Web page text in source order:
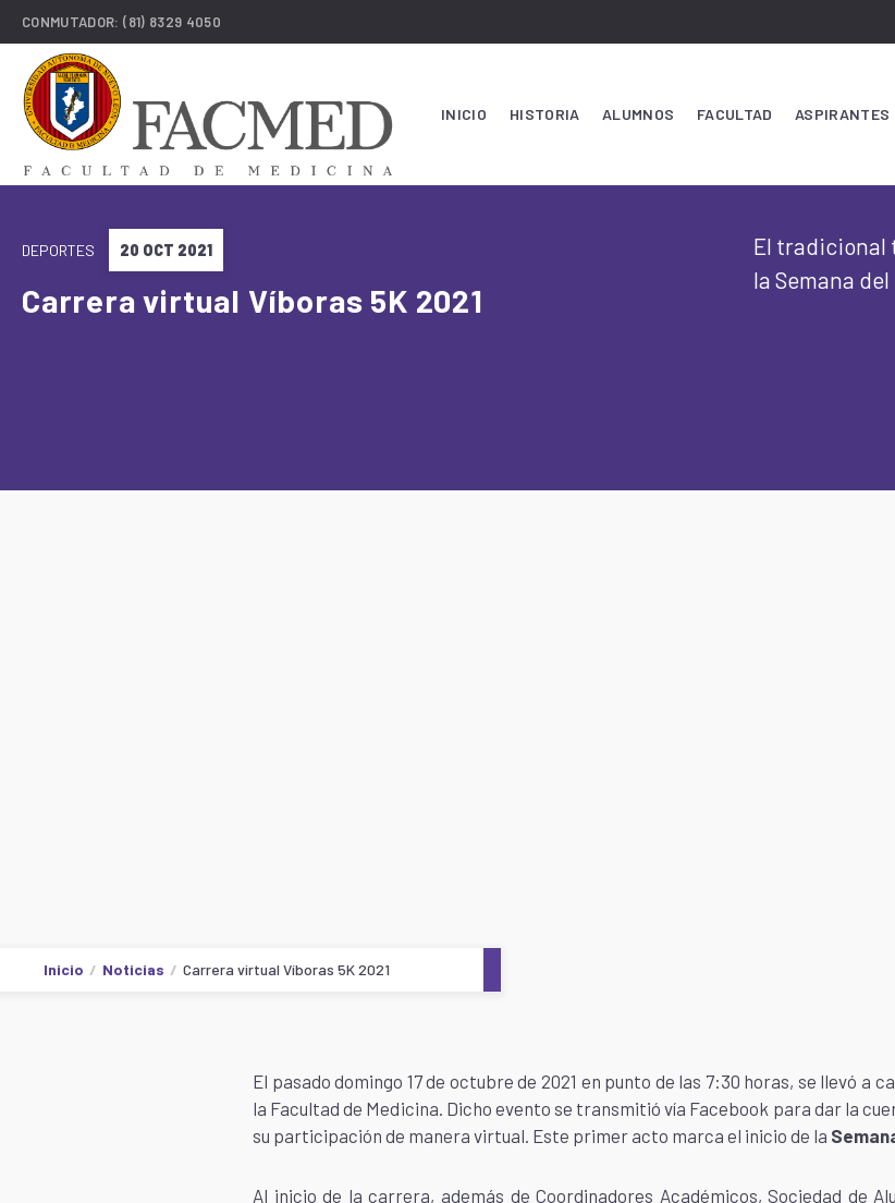
CONMUTADOR:(81) 8329 4050
INICIO HISTORIA ALUMNOS FACULTAD ASPIRANTES
DEPORTES 20 OCT 2021
Carrera virtual Víboras 5K 2021
El tradicional
la Semana
Inicio Noticias Carrera virtual Víboras 5K 2021
El pasado domingo 17 de octubre de 2021 en punto de las 7:30 horas, se llevó a
la Facultad de Medicina. Dicho evento se transmitió vía Facebook para dar la
su participación de manera virtual. Este primer acto marca el inicio de la
Al inicio de la carrera, además de Coordinadores Académicos, Sociedad de